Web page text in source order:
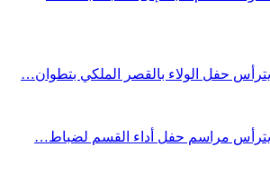
حفل الولاء بالقصر الملكي بتطوان…
مراسم حفل أداء القسم لضباط…